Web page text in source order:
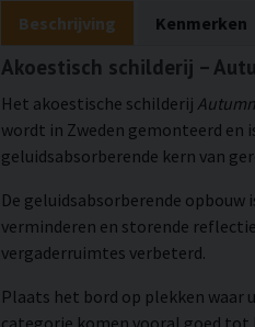
Beschrijving Kenmerken
Akoestisch schilderij –
Het akoestische schilderij
wordt in Zweden gemonteerd en
geluidsabsorberende kern van
De geluidsabsorberende
verminderen en storende
vergaderruimtes verbeterd.
Plaats het bord op plekken waar
categorie komen vooral goed tot